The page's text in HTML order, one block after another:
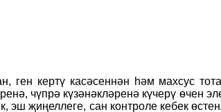
ген кертү касәсеннән һәм махсус
чүпрә күзәнәкләренә күчерү
җиңеллеге, сан контроле кебек